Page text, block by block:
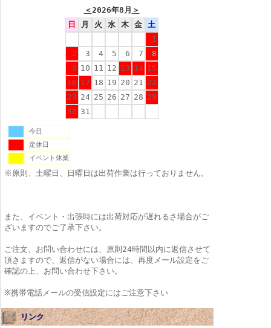
＜2026年8月 ＞
日
月 火 水 木 金 土
1
2
3 4 5 6 7
8
9 10 11 12 13 14 15
16 17 18 19 20 21 22
23 24 25 26 27 28 29
30 31
今日
定休日
イベント休業
※原則、土曜日、日曜日は出荷作業は行っておりません。
また、イベント・出張時には出荷対応が遅れるさ場合がご
ざいますのでご了承下さい。
ご注文、お問い合わせには、原則24時間以内に返信させて
頂きますので、返信がない場合には、再度メール設定をご
確認の上、お問い合わせ下さい。
※携帯電話メールの受信設定にはご注意下さい
リンク